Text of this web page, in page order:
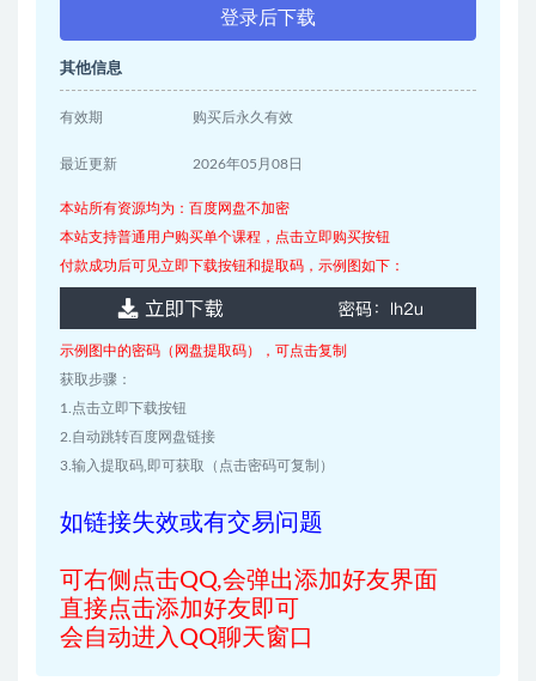
登录后下载
其他信息
有效期 购买后永久有效
最近更新 2026年05月08日
本站所有资源均为：百度网盘不加密
本站支持普通用户购买单个课程，点击立即购买按钮
付款成功后可见立即下载按钮和提取码，示例图如下：
示例图中的密码（网盘提取码），可点击复制
获取步骤：
1.点击立即下载按钮
2.自动跳转百度网盘链接
3.输入提取码,即可获取（点击密码可复制）
如链接失效或有交易问题
可右侧点击QQ,会弹出添加好友界面
直接点击添加好友即可
会自动进入QQ聊天窗口